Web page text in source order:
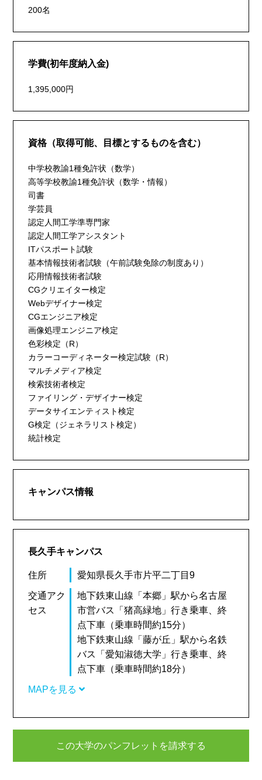
200名
学費(初年度納入金)
1,395,000円
資格（取得可能、目標とするものを含む）
中学校教諭1種免許状（数学）
高等学校教諭1種免許状（数学・情報）
司書
学芸員
認定人間工学準専門家
認定人間工学アシスタント
ITパスポート試験
基本情報技術者試験（午前試験免除の制度あり）
応用情報技術者試験
CGクリエイター検定
Webデザイナー検定
CGエンジニア検定
画像処理エンジニア検定
色彩検定（R）
カラーコーディネーター検定試験（R）
マルチメディア検定
検索技術者検定
ファイリング・デザイナー検定
データサイエンティスト検定
G検定（ジェネラリスト検定）
統計検定
キャンパス情報
長久手キャンパス
住所 愛知県長久手市片平二丁目9
交通アク
セス
地下鉄東山線「本郷」駅から名古屋
市営バス「猪高緑地」行き乗車、終
点下車（乗車時間約15分）
地下鉄東山線「藤が丘」駅から名鉄
バス「愛知淑徳大学」行き乗車、終
点下車（乗車時間約18分）
MAPを見る
この大学のパンフレットを請求する